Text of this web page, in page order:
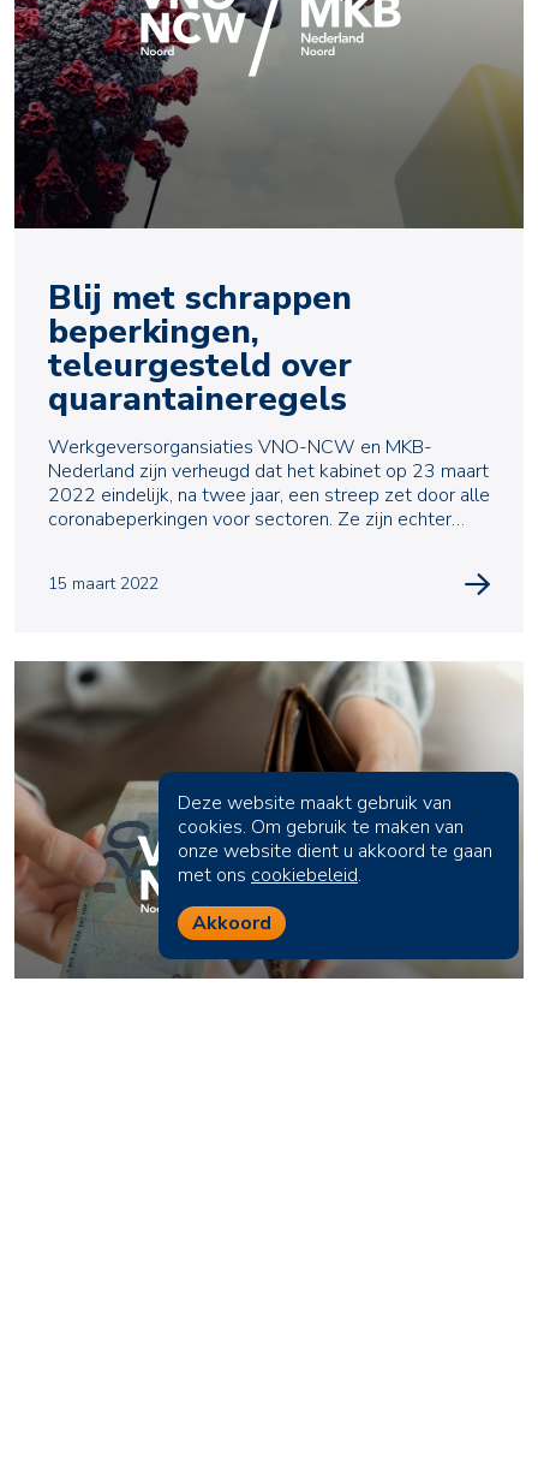
Blij met schrappen
beperkingen,
teleurgesteld over
quarantaineregels
Werkgeversorgansiaties VNO-NCW en MKB-
Nederland zijn verheugd dat het kabinet op 23 maart
2022 eindelijk, na twee jaar, een streep zet door alle
coronabeperkingen voor sectoren. Ze zijn echter
15 maart 2022
Deze website maakt gebruik van
cookies. Om gebruik te maken van
onze website dient u akkoord te gaan
met ons cookiebeleid.
Akkoord